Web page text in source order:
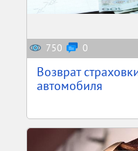
750 0
Возврат
автомобиля